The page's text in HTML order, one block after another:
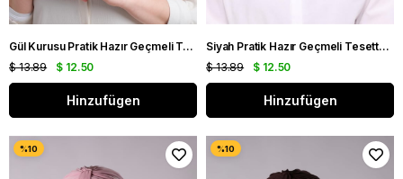
Gül Kurusu Pratik Hazır Geçmeli Tesettür Bone Kesik Elyaf Sade 2111_18
$ 12.50
$ 13.89
Hinzufügen
Siyah Pratik Hazır Geçmeli Tesettür Bone Sandy Kumaş Çapraz Fiyonklu Pratik Bone 1834_01
$ 12.50
$ 13.89
Hinzufügen